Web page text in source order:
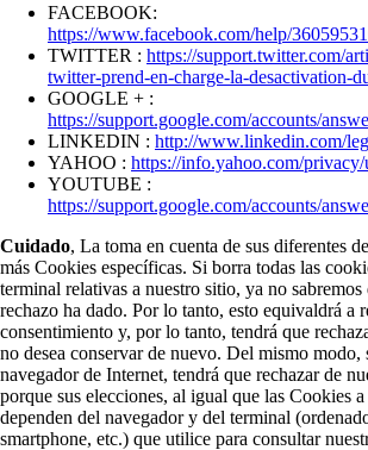
FACEBOOK:
https://www.facebook.com/help/
TWITTER : https://support.twitter.com/
twitter-prend-en-charge-la-desactivation-
GOOGLE + :
https://support.google.com/accounts/
LINKEDIN : http://www.linkedin.com/
YAHOO : https://info.yahoo.com/
YOUTUBE :
https://support.google.com/accounts/
Cuidado, La toma en cuenta de sus diferentes
más Cookies específicas. Si borra todas las
terminal relativas a nuestro sitio, ya no
rechazo ha dado. Por lo tanto, esto equivaldrá a
consentimiento y, por lo tanto, tendrá que
no desea conservar de nuevo. Del mismo
navegador de Internet, tendrá que rechazar de
porque sus elecciones, al igual que las Cookies
dependen del navegador y del terminal
smartphone, etc.) que utilice para consultar